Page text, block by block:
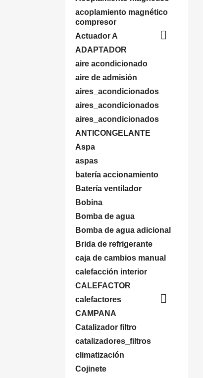
acoplamiento magnético
compresor
Actuador A

ADAPTADOR
aire acondicionado
aire de admisión
aires_acondicionados
aires_acondicionados
aires_acondicionados
ANTICONGELANTE
Aspa
aspas
batería accionamiento
Batería ventilador
Bobina
Bomba de agua
Bomba de agua adicional
Brida de refrigerante
caja de cambios manual
calefacción interior
CALEFACTOR
calefactores

CAMPANA
Catalizador filtro
catalizadores_filtros
climatización
Cojinete